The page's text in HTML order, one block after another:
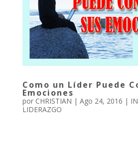
Como un Líder Puede
Emociones
por CHRISTIAN | Ago 24, 2016 |
LIDERAZGO